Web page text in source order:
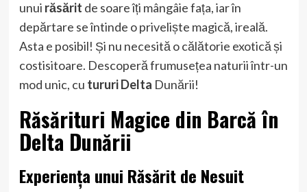
unui răsărit de soare îți mângâie fața, iar în
depărtare se întinde o priveliște magică, ireală.
Asta e posibil! Și nu necesită o călătorie exotică și
costisitoare. Descoperă frumusețea naturii într-un
mod unic, cu tururi Delta Dunării!
Răsărituri Magice din Barcăîn
Delta Dunării
Experiența unui Răsăritde Nesuit